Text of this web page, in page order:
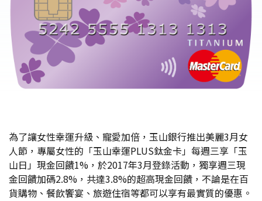
為了讓女性幸運升級、寵愛加倍，玉山銀行推出美麗3月女
人節，專屬女性的「玉山幸運PLUS鈦金卡」每週三享「玉
山日」現金回饋1%，於2017年3月登錄活動，獨享週三現
金回饋加碼2.8%，共達3.8%的超高現金回饋，不論是在百
貨購物、餐飲饗宴、旅遊住宿等都可以享有最實質的優惠。